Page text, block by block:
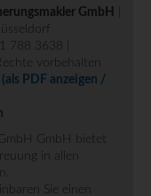
GmbH
788 3638 |
vorbehalten
PDF anzeigen /
GmbH bietet
in allen
Sie einen